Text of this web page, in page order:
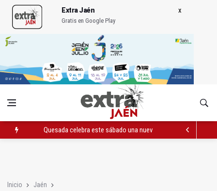
Extra Jaén
Gratis en Google Play
Quesada celebra este sábado una nueva jornada de Orgullo
Inicio
Jaén